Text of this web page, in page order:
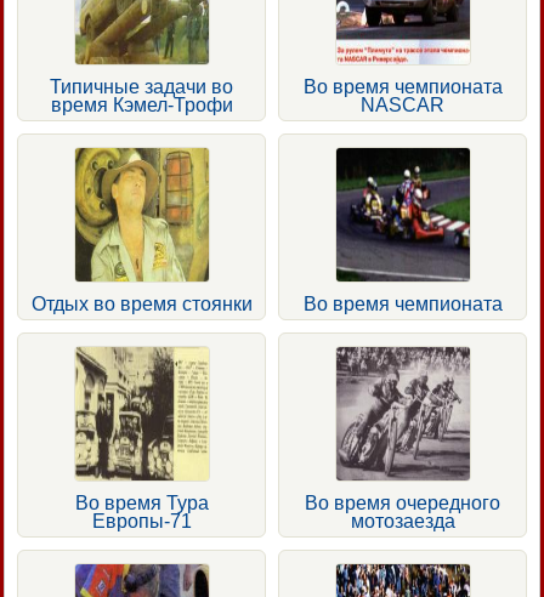
Типичные задачи во
время Кэмел-Трофи
Во время чемпионата
NASCAR
Отдых во время стоянки Во время чемпионата
Во время Тура
Европы-71
Во время очередного
мотозаезда